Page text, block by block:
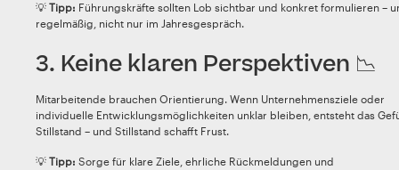
💡 Tipp: Führungskräfte sollten Lob sichtbar und konkret formulieren –
regelmäßig, nicht nur im Jahresgespräch.
3. Keine klaren Perspektiven 📉
Mitarbeitende brauchen Orientierung. Wenn Unternehmensziele oder
individuelle Entwicklungsmöglichkeiten unklar bleiben, entsteht das
Stillstand – und Stillstand schafft Frust.
💡 Tipp: Sorge für klare Ziele, ehrliche Rückmeldungen und